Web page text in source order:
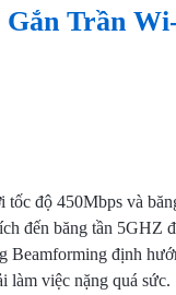
Gắn Trần
độ 450Mbps và
đến băng tần 5GHZ
Beamforming định
làm việc nặng quá sức.